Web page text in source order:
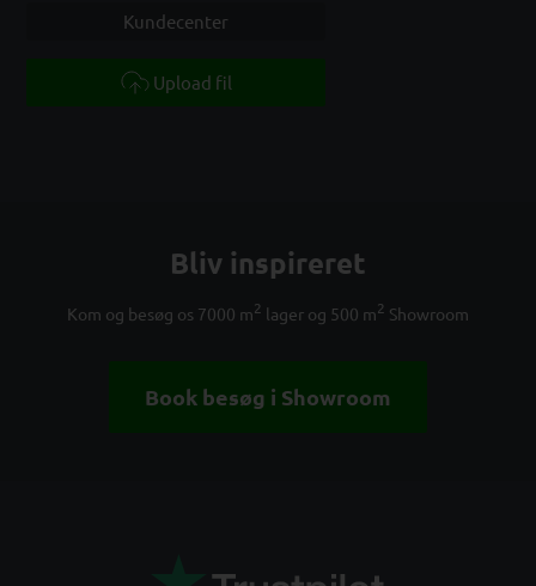
Kundecenter
Upload fil
Bliv inspireret
Kom og besøg os 7000 m2 lager og 500 m2 Showroom
Book besøg i Showroom